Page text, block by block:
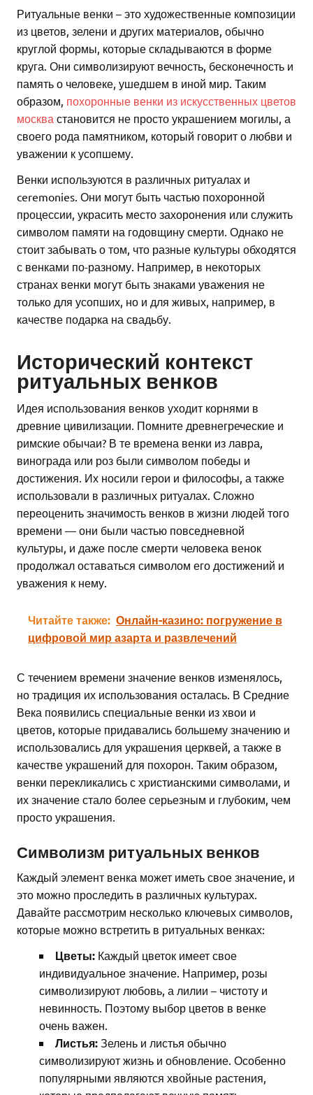
Ритуальные венки – это художественные композиции
из цветов, зелени и других материалов, обычно
круглой формы, которые складываются в форме
круга. Они символизируют вечность, бесконечность и
память о человеке, ушедшем в иной мир. Таким
образом, похоронные венки из искусственных цветов
москва становится не просто украшением могилы, а
своего рода памятником, который говорит о любви и
уважении к усопшему.
Венки используются в различных ритуалах и
ceremonies. Они могут быть частью похоронной
процессии, украсить место захоронения или служить
символом памяти на годовщину смерти. Однако не
стоит забывать о том, что разные культуры обходятся
с венками по-разному. Например, в некоторых
странах венки могут быть знаками уважения не
только для усопших, но и для живых, например, в
качестве подарка на свадьбу.
Исторический контекст
ритуальных венков
Идея использования венков уходит корнями в
древние цивилизации. Помните древнегреческие и
римские обычаи? В те времена венки из лавра,
винограда или роз были символом победы и
достижения. Их носили герои и философы, а также
использовали в различных ритуалах. Сложно
переоценить значимость венков в жизни людей того
времени — они были частью повседневной
культуры, и даже после смерти человека венок
продолжал оставаться символом его достижений и
уважения к нему.
Читайте также: Онлайн-казино: погружение в
цифровой мир азарта и развлечений
С течением времени значение венков изменялось,
но традиция их использования осталась. В Средние
Века появились специальные венки из хвои и
цветов, которые придавались большему значению и
использовались для украшения церквей, а также в
качестве украшений для похорон. Таким образом,
венки перекликались с христианскими символами, и
их значение стало более серьезным и глубоким, чем
просто украшения.
Символизм ритуальных венков
Каждый элемент венка может иметь свое значение, и
это можно проследить в различных культурах.
Давайте рассмотрим несколько ключевых символов,
которые можно встретить в ритуальных венках:
Цветы: Каждый цветок имеет свое
индивидуальное значение. Например, розы
символизируют любовь, а лилии – чистоту и
невинность. Поэтому выбор цветов в венке
очень важен.
Листья: Зелень и листья обычно
символизируют жизнь и обновление. Особенно
популярными являются хвойные растения,